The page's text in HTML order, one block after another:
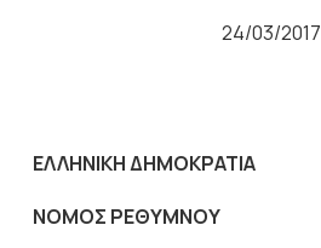
24/03/2017
ΕΛΛΗΝΙΚΗ ΔΗΜΟΚΡΑΤΙΑ
NOMOΣ ΡΕΘΥΜΝΟΥ